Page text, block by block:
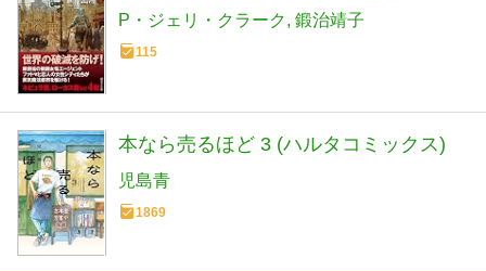
P・ジェリ・クラーク 鍛治靖子
115
本なら売るほど 3 (ハルタコミックス)
児島青
1869